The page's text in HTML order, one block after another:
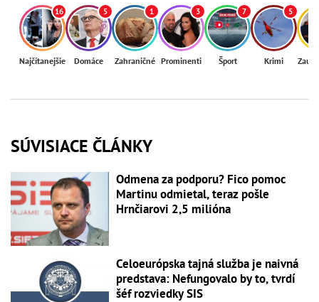
16
Najčítanejšie
5
Domáce
1
Zahraničné
3
Prominenti
7
Šport
5
Krimi
SÚVISIACE ČLÁNKY
Odmena za podporu? Fico pomoc
Martinu odmietal, teraz pošle
Hrnčiarovi 2,5 milióna
Celoeurópska tajná služba je naivná
predstava: Nefungovalo by to, tvrdí
šéf rozviedky SIS